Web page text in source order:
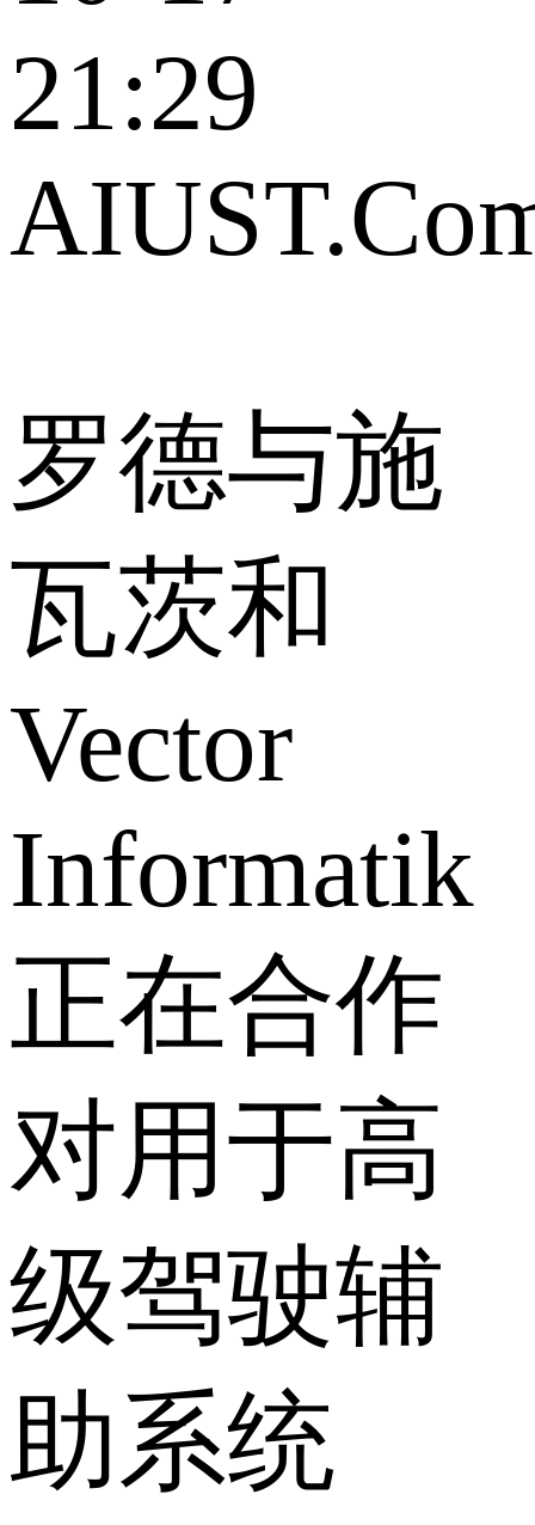
21:29
罗德与施
瓦茨和
Vector
Informatik
正在合作
对用于高
级驾驶辅
助系统